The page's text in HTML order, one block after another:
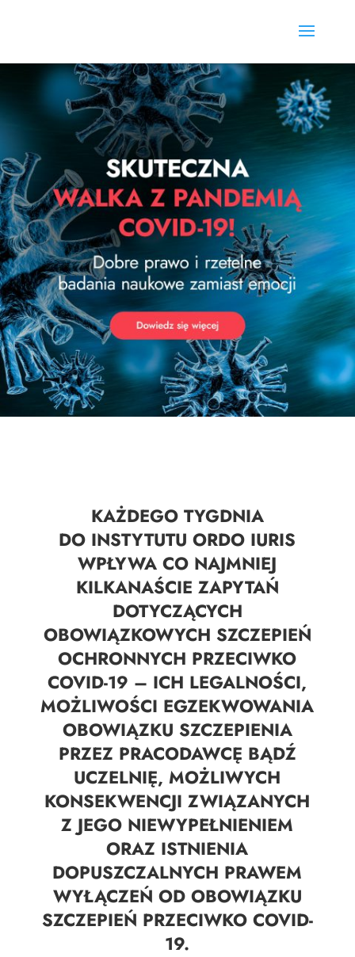
KAŻDEGO TYGDNIA
DO INSTYTUTU ORDO IURIS
WPŁYWA CO NAJMNIEJ
KILKANAŚCIE ZAPYTAŃ
DOTYCZĄCYCH
OBOWIĄZKOWYCH SZCZEPIEŃ
OCHRONNYCH PRZECIWKO
COVID-19 – ICH LEGALNOŚCI,
MOŻLIWOŚCI EGZEKWOWANIA
OBOWIĄZKU SZCZEPIENIA
PRZEZ PRACODAWCĘ BĄDŹ
UCZELNIĘ, MOŻLIWYCH
KONSEKWENCJI ZWIĄZANYCH
Z JEGO NIEWYPEŁNIENIEM
ORAZ ISTNIENIA
DOPUSZCZALNYCH PRAWEM
WYŁĄCZEŃ OD OBOWIĄZKU
SZCZEPIEŃ PRZECIWKO COVID-
19.